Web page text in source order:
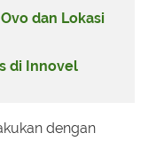
dan Lokasi
di Innovel
dengan